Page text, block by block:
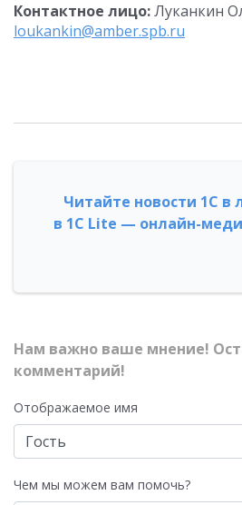
Контактное лицо:Луканкин
loukankin@amber.spb.ru
Читайте новости 1С в
в 1С Lite — онлайн-
Нам важно ваше мнение!
комментарий!
Отображаемое имя
Чем мы можем вам помочь?